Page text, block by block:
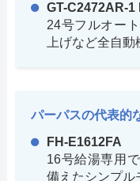
GT-C2472AR-1
24号フルオー
上げなど全自
パーパスの代表的
FH-E1612FA
16号給湯専用
備えたシンプル